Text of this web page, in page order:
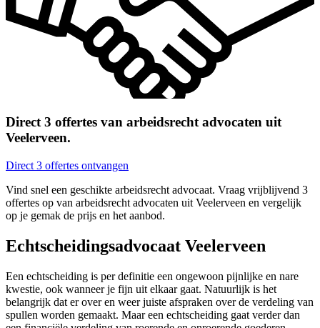
Direct 3 offertes van arbeidsrecht advocaten uit
Veelerveen.
Direct 3 offertes ontvangen
Vind snel een geschikte arbeidsrecht advocaat. Vraag vrijblijvend 3
offertes op van arbeidsrecht advocaten uit Veelerveen en vergelijk
op je gemak de prijs en het aanbod.
Echtscheidingsadvocaat Veelerveen
Een echtscheiding is per definitie een ongewoon pijnlijke en nare
kwestie, ook wanneer je fijn uit elkaar gaat. Natuurlijk is het
belangrijk dat er over en weer juiste afspraken over de verdeling van
spullen worden gemaakt. Maar een echtscheiding gaat verder dan